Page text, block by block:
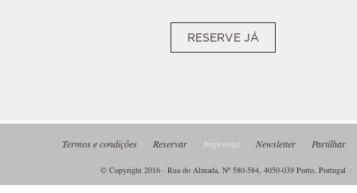
RESERVE JÁ
Termos e condições Reservar Imprensa Newsletter Partilhar
© Copyright 2016 · Rua do Almada, Nº 580-584, 4050-039 Porto, Portugal